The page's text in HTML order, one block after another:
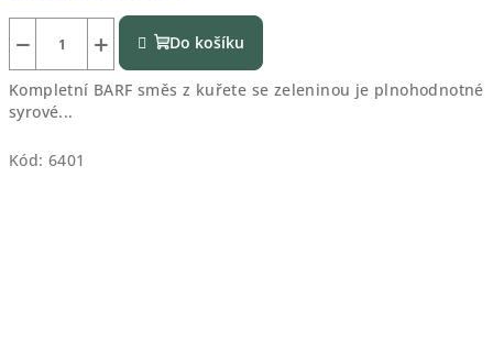
+
− Do košíku
Kompletní BARF směs z kuřete se zeleninou je plnohodnotné
syrové...
Kód: 6401